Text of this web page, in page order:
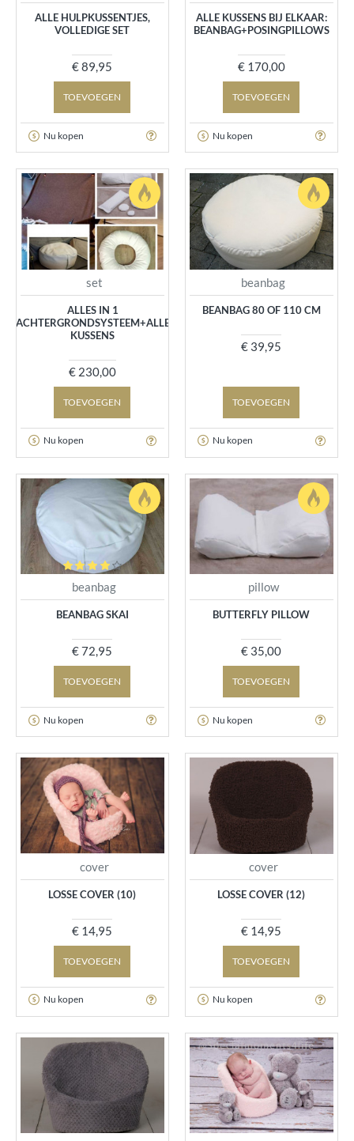
ALLE HULPKUSSENTJES,
VOLLEDIGE SET
€ 89,95
TOEVOEGEN
Nu kopen
ALLE KUSSENS BIJ ELKAAR:
BEANBAG+POSINGPILLOWS
€ 170,00
TOEVOEGEN
Nu kopen
set
ALLES IN 1
ACHTERGRONDSYSTEEM+ALLE
KUSSENS
€ 230,00
TOEVOEGEN
Nu kopen
beanbag
BEANBAG 80 OF 110 CM
€ 39,95
TOEVOEGEN
Nu kopen
beanbag
BEANBAG SKAI
€ 72,95
TOEVOEGEN
Nu kopen
pillow
BUTTERFLY PILLOW
€ 35,00
TOEVOEGEN
Nu kopen
cover
LOSSE COVER (10)
€ 14,95
TOEVOEGEN
Nu kopen
cover
LOSSE COVER (12)
€ 14,95
TOEVOEGEN
Nu kopen